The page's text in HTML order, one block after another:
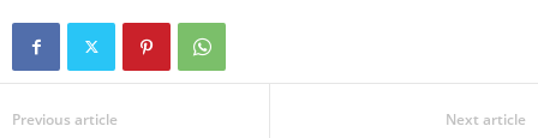
Previous article Next article